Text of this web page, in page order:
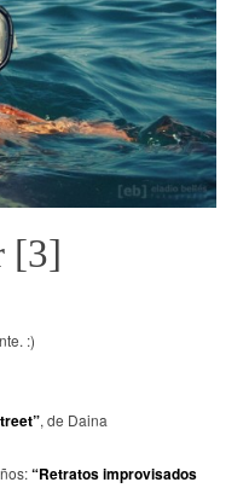
[3]
:)
, de Daina
“Retratos improvisados